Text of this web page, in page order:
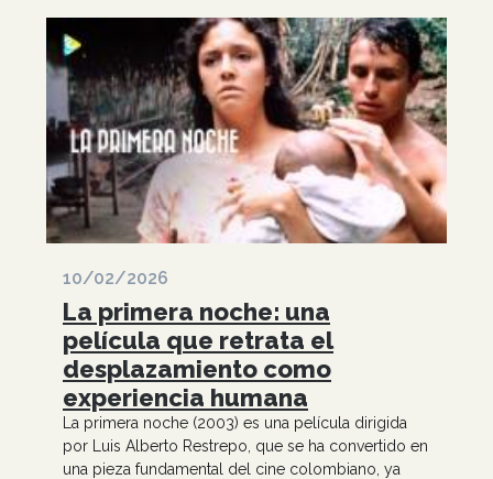
10/02/2026
La primera noche: una
película que retrata el
desplazamiento como
experiencia humana
La primera noche (2003) es una película dirigida
por Luis Alberto Restrepo, que se ha convertido en
una pieza fundamental del cine colombiano, ya